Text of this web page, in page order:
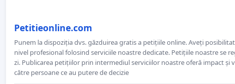
Petitieonline.com
Punem la dispoziția dvs. găzduirea gratis a petițiile online. Aveți
nivel profesional folosind serviciile noastre dedicate. Petițiile noastre se
zi. Publicarea petițiilor prin intermediul serviciilor noastre oferă impact și
către persoane ce au putere de decizie